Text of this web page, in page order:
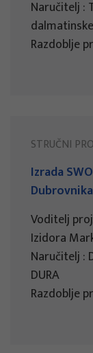
Naručitelj :
Razdoblje
STRUČNI
Izrada
Dubrovnika
Voditelj
Izidora
Naručitelj :
DURA
Razdoblje